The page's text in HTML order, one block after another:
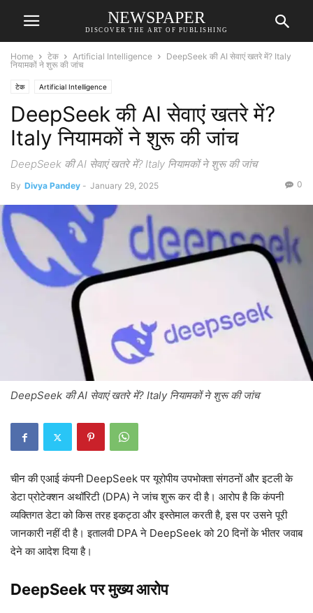
NEWSPAPER
DISCOVER THE ART OF PUBLISHING
Home टेक Artificial Intelligence
DeepSeek की AI सेवाएं खतरे में? Italy
नियामकों ने शुरू की जांच
टेक Artificial Intelligence
DeepSeek की AI सेवाएं खतरे में?
Italy नियामकों ने शुरू की जांच
DeepSeek की AI सेवाएं खतरे में? Italy नियामकों ने शुरू की जांच
By Divya Pandey - January 29, 2025 0
DeepSeek की AI सेवाएं खतरे में? Italy नियामकों ने शुरू की जांच
चीन की एआई कंपनी DeepSeek पर यूरोपीय उपभोक्ता संगठनों और इटली के
डेटा प्रोटेक्शन अथॉरिटी (DPA) ने जांच शुरू कर दी है। आरोप है कि कंपनी
व्यक्तिगत डेटा को किस तरह इकट्ठा और इस्तेमाल करती है, इस पर उसने पूरी
जानकारी नहीं दी है। इतालवी DPA ने DeepSeek को 20 दिनों के भीतर जवाब
देने का आदेश दिया है।
DeepSeek पर मुख्य आरोप